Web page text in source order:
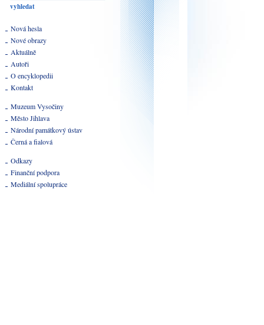
Nová hesla
Nové obrazy
Aktuálně
Autoři
O encyklopedii
Kontakt
Muzeum Vysočiny
Město Jihlava
Národní památkový ústav
Černá a fialová
Odkazy
Finanční podpora
Mediální spolupráce